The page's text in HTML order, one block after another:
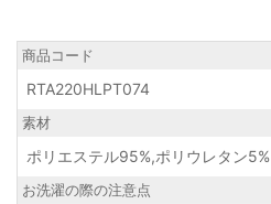
商品コード
RTA220HLPT074
素材
ポリエステル95%,ポリウレタン5%
お洗濯の際の注意点